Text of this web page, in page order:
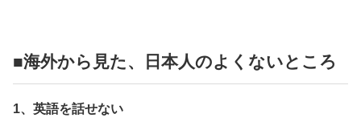
■海外から見た、日本人のよくないところ
1、英語を話せない